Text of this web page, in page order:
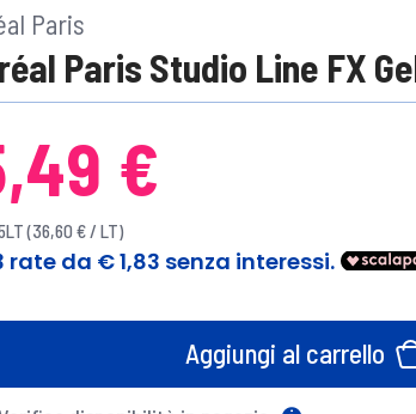
Paris
Paris Studio Line FX
€
(36,60 € / LT)
Aggiungi al carrello